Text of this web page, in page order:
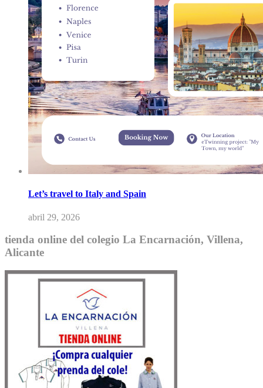
Let’s travel to Italy and Spain
abril 29, 2026
tienda online del colegio La Encarnación, Villena,
Alicante